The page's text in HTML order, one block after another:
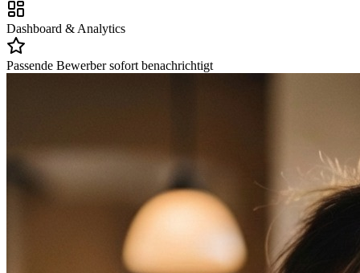
Dashboard & Analytics
Passende Bewerber sofort benachrichtigt